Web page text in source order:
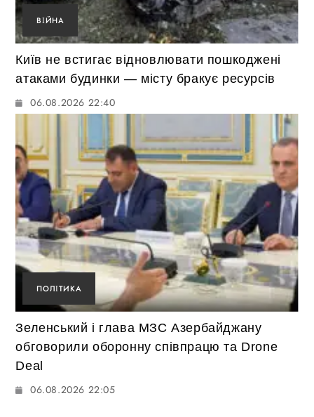
ВІЙНА
Київ не встигає відновлювати пошкоджені
атаками будинки — місту бракує ресурсів
06.08.2026 22:40
ПОЛІТИКА
Зеленський і глава МЗС Азербайджану
обговорили оборонну співпрацю та Drone
Deal
06.08.2026 22:05